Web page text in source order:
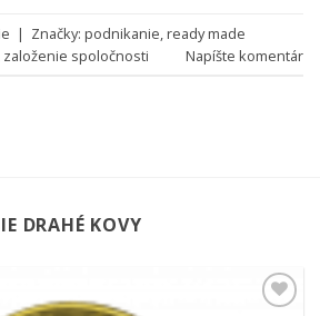
| Značky: podnikanie ready made
založenie spoločnosti Napíšte komentár
DRAHÉ KOVY